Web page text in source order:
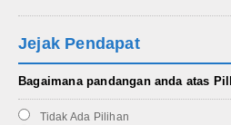
Jejak Pendapat
Bagaimana pandangan anda atas
Tidak Ada Pilihan